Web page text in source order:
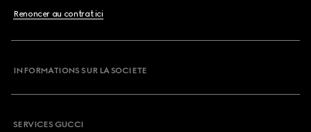
Renoncer au contrat ici
INFORMATIONS SUR LA SOCIETE
SERVICES GUCCI